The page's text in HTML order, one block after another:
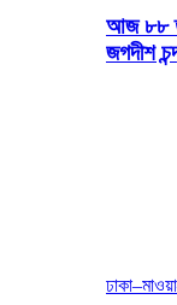
আজ ৮৮
জগদীশ